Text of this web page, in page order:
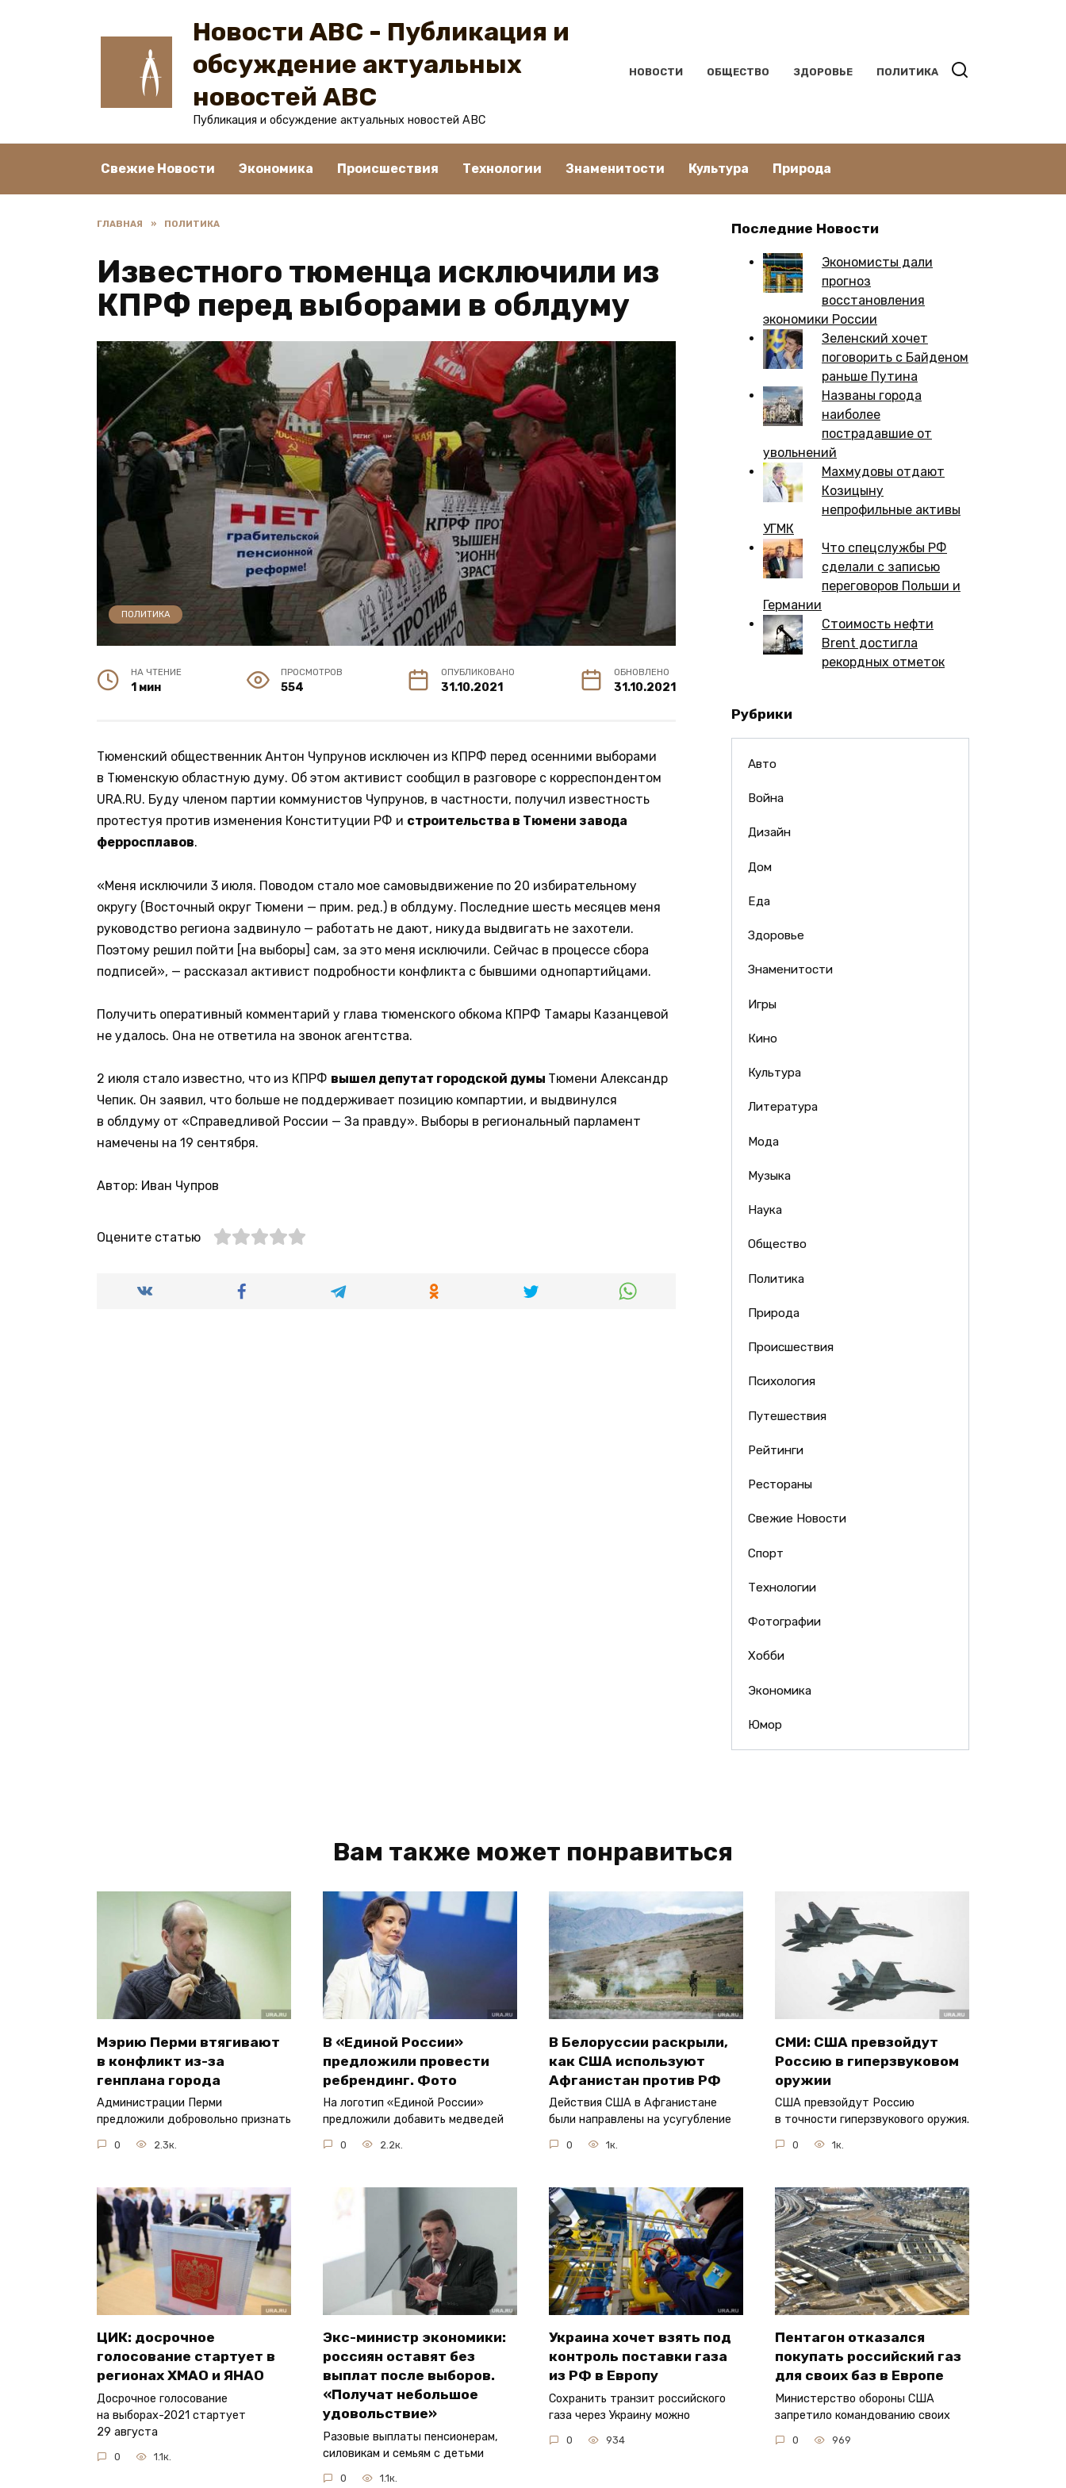
Новости ABC - Публикация и
обсуждение актуальных
новостей ABC
Публикация и обсуждение актуальных новостей ABC
НОВОСТИ ОБЩЕСТВО ЗДОРОВЬЕ ПОЛИТИКА
Свежие Новости Экономика Происшествия Технологии Знаменитости Культура Природа
ГЛАВНАЯ » ПОЛИТИКА
Известного тюменца исключили из
КПРФ перед выборами в облдуму
ПОЛИТИКА
НА ЧТЕНИЕ
1 мин
ПРОСМОТРОВ
554
ОПУБЛИКОВАНО
31.10.2021
ОБНОВЛЕНО
31.10.2021
Тюменский общественник Антон Чупрунов исключен из КПРФ перед осенними выборами
в Тюменскую областную думу. Об этом активист сообщил в разговоре с корреспондентом
URA.RU. Буду членом партии коммунистов Чупрунов, в частности, получил известность
протестуя против изменения Конституции РФ и строительства в Тюмени завода
ферросплавов.
«Меня исключили 3 июля. Поводом стало мое самовыдвижение по 20 избирательному
округу (Восточный округ Тюмени — прим. ред.) в облдуму. Последние шесть месяцев меня
руководство региона задвинуло — работать не дают, никуда выдвигать не захотели.
Поэтому решил пойти [на выборы] сам, за это меня исключили. Сейчас в процессе сбора
подписей», — рассказал активист подробности конфликта с бывшими однопартийцами.
Получить оперативный комментарий у глава тюменского обкома КПРФ Тамары Казанцевой
не удалось. Она не ответила на звонок агентства.
2 июля стало известно, что из КПРФ вышел депутат городской думы Тюмени Александр
Чепик. Он заявил, что больше не поддерживает позицию компартии, и выдвинулся
в облдуму от «Справедливой России — За правду». Выборы в региональный парламент
намечены на 19 сентября.
Автор: Иван Чупров
Оцените статью
Последние Новости
Экономисты дали
прогноз
восстановления
экономики России
Зеленский хочет
поговорить с Байденом
раньше Путина
Названы города
наиболее
пострадавшие от
увольнений
Махмудовы отдают
Козицыну
непрофильные активы
УГМК
Что спецслужбы РФ
сделали с записью
переговоров Польши и
Германии
Стоимость нефти
Brent достигла
рекордных отметок
Рубрики
Авто
Война
Дизайн
Дом
Еда
Здоровье
Знаменитости
Игры
Кино
Культура
Литература
Мода
Музыка
Наука
Общество
Политика
Природа
Происшествия
Психология
Путешествия
Рейтинги
Рестораны
Свежие Новости
Спорт
Технологии
Фотографии
Хобби
Экономика
Юмор
Вам также может понравиться
Мэрию Перми втягивают
в конфликт из-за
генплана города
Администрации Перми
предложили добровольно признать
0 2.3к.
В «Единой России»
предложили провести
ребрендинг. Фото
На логотип «Единой России»
предложили добавить медведей
0 2.2к.
В Белоруссии раскрыли,
как США используют
Афганистан против РФ
Действия США в Афганистане
были направлены на усугубление
0 1к.
СМИ: США превзойдут
Россию в гиперзвуковом
оружии
США превзойдут Россию
в точности гиперзвукового оружия.
0 1к.
ЦИК: досрочное
голосование стартует в
регионах ХМАО и ЯНАО
Досрочное голосование
на выборах-2021 стартует
29 августа
0 1.1к.
Экс-министр экономики:
россиян оставят без
выплат после выборов.
«Получат небольшое
удовольствие»
Разовые выплаты пенсионерам,
силовикам и семьям с детьми
0 1.1к.
Украина хочет взять под
контроль поставки газа
из РФ в Европу
Сохранить транзит российского
газа через Украину можно
0 934
Пентагон отказался
покупать российский газ
для своих баз в Европе
Министерство обороны США
запретило командованию своих
0 969